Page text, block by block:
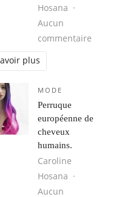
une destination idéale
Hosana
Aucun
commentaire
plus
votre Groove Back.
MODE
Perruque
européenne de
cheveux
humains.
Caroline
Hosana
Aucun